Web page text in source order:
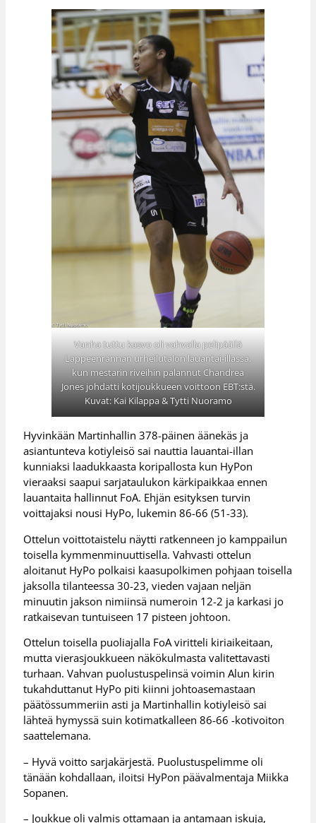
Vanha tuttu kasvo oli vahvalla pelipäällä
Lappeenrannan urheilutalon lauantai-illassa,
kun mestarin riveihin palannut Chandrea
Jones johdatti kotijoukkueen voittoon EBT:stä.
Kuvat: Kai Kilappa & Tytti Nuoramo
Hyvinkään Martinhallin 378-päinen äänekäs ja
asiantunteva kotiyleisö sai nauttia lauantai-illan
kunniaksi laadukkaasta koripallosta kun HyPon
vieraaksi saapui sarjataulukon kärkipaikkaa ennen
lauantaita hallinnut FoA. Ehjän esityksen turvin
voittajaksi nousi HyPo, lukemin 86-66 (51-33).
Ottelun voittotaistelu näytti ratkenneen jo kamppailun
toisella kymmenminuuttisella. Vahvasti ottelun
aloitanut HyPo polkaisi kaasupolkimen pohjaan toisella
jaksolla tilanteessa 30-23, vieden vajaan neljän
minuutin jakson nimiinsä numeroin 12-2 ja karkasi jo
ratkaisevan tuntuiseen 17 pisteen johtoon.
Ottelun toisella puoliajalla FoA viritteli kiriaikeitaan,
mutta vierasjoukkueen näkökulmasta valitettavasti
turhaan. Vahvan puolustuspelinsä voimin Alun kirin
tukahduttanut HyPo piti kiinni johtoasemastaan
päätössummeriin asti ja Martinhallin kotiyleisö sai
lähteä hymyssä suin kotimatkalleen 86-66 -kotivoiton
saattelemana.
– Hyvä voitto sarjakärjestä. Puolustuspelimme oli
tänään kohdallaan, iloitsi HyPon päävalmentaja Miikka
Sopanen.
– Joukkue oli valmis ottamaan ja antamaan iskuja,